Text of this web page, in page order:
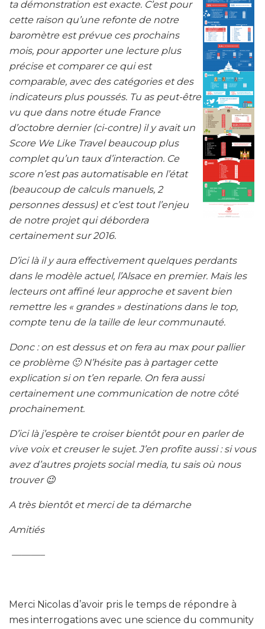
ta démonstration est exacte. C’est pour
cette raison qu’une refonte de notre
baromètre est prévue ces prochains
mois, pour apporter une lecture plus
précise et comparer ce qui est
comparable, avec des catégories et des
indicateurs plus poussés. Tu as peut-être
vu que dans notre étude France
d’octobre dernier (ci-contre) il y avait un
Score We Like Travel beaucoup plus
complet qu’un taux d’interaction. Ce
score n’est pas automatisable en l’état
(beaucoup de calculs manuels, 2
personnes dessus) et c’est tout l’enjeu
de notre projet qui débordera
certainement sur 2016.
D’ici là il y aura effectivement quelques perdants
dans le modèle actuel, l’Alsace en premier. Mais les
lecteurs ont affiné leur approche et savent bien
remettre les « grandes » destinations dans le top,
compte tenu de la taille de leur communauté.
Donc : on est dessus et on fera au max pour pallier
ce problème 🙂 N’hésite pas à partager cette
explication si on t’en reparle. On fera aussi
certainement une communication de notre côté
prochainement.
D’ici là j’espère te croiser bientôt pour en parler de
vive voix et creuser le sujet. J’en profite aussi : si vous
avez d’autres projets social media, tu sais où nous
trouver 😉
A très bientôt et merci de ta démarche
Amitiés
———–
Merci Nicolas d’avoir pris le temps de répondre à
mes interrogations avec une science du community